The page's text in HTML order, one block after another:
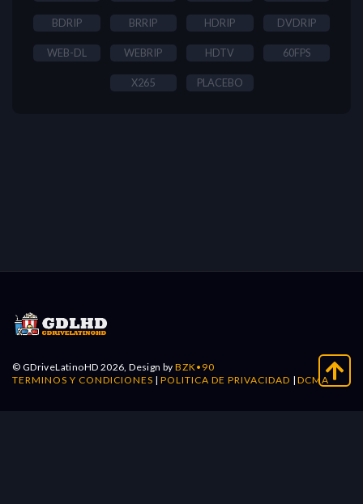
BDRIP BRRIP HDRIP DVDRIP
WEB-DL WEBRIP HDTV 60FPS
X265 PLACEBO
© GDriveLatinoHD 2026, Design byBZK•90
TERMINOS Y CONDICIONES |POLITICA DE PRIVACIDAD |DCMA